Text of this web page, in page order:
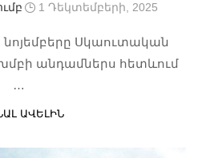
1 Դեկտեմբերի, 2025
նոյեմբերը Սկաուտական
անդամներս հետևում
…
ԱՎԵԼԻՆ